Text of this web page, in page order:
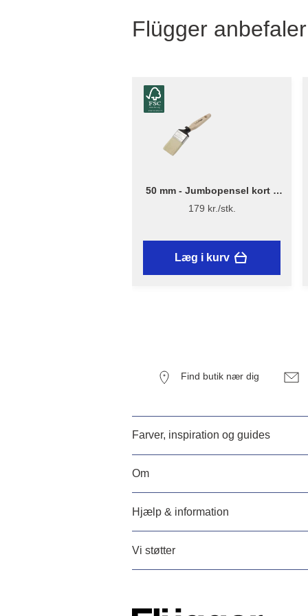
Flügger anbefaler
50 mm - Jumbopensel kort –
Flügger Excellence Series
179 kr./stk.
Læg i kurv
Find butik nær dig
Farver, inspiration og guides
Om
Hjælp & information
Vi støtter